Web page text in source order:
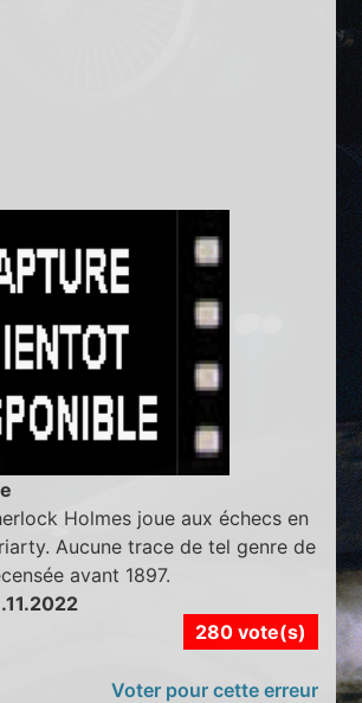
Holmes joue aux échecs en
Aucune trace de tel genre de
avant 1897.
280 vote(s)
Voter pour cette erreur